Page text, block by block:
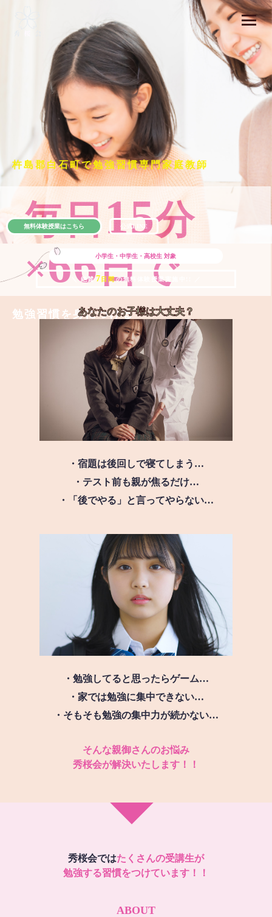
杵島郡白石町で勉強習慣専門家庭教師
毎日15分
×66日で
勉強習慣を身につける
小学生・中学生・高校生 対象
＼ 絶賛 7 日間の無料体験授業実施中!! ／
無料体験授業はこちら 公式LINE
あなたのお子様は大丈夫？
・宿題は後回しで寝てしまう…
・テスト前も親が焦るだけ…
・「後でやる」と言ってやらない…
・勉強してると思ったらゲーム…
・家では勉強に集中できない…
・そもそも勉強の集中力が続かない…
そんな親御さんのお悩み
秀桜会が解決いたします！！
秀桜会ではたくさんの受講生が
勉強する習慣をつけています！！
ABOUT